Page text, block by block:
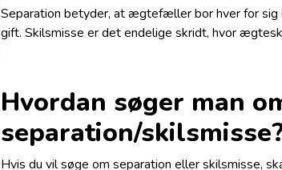
Separation betyder, at ægtefæller bor hver for sig
gift. Skilsmisse er det endelige skridt, hvor
Hvordan søger man
separation/
Hvis du vil søge om separation eller skilsmisse,